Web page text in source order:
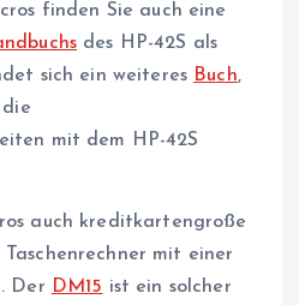
finden Sie auch eine
des HP-42S als
sich ein weiteres Buch,
die
mit dem HP-42S
auch kreditkartengroße
mit einer
Der DM15 ist ein solcher